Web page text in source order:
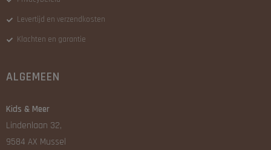
Levertijd en verzendkosten
Klachten en garantie
ALGEMEEN
Kids & Meer
Lindenlaan 32,
9584 AX Mussel